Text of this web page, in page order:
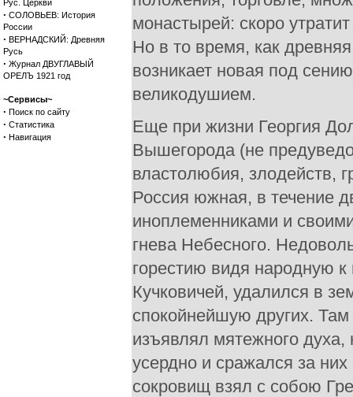
Рус. Церкви
· СОЛОВЬЕВ: История
России
· ВЕРНАДСКИЙ: Древняя
Русь
· Журнал ДВУГЛАВЫЙ
ОРЕЛЪ 1921 год
~Сервисы~
· Поиск по сайту
· Статистика
· Навигация
монастырей: скоро
Но в то время, как
возникает новая под
великодушием.
Еще при жизни Георгия
Вышегорода (не
властолюбия, злодейств,
Россия южная, в течение
иноплеменниками и
гнева Небесного.
горестию видя народную
Кучковичей, удалился в
спокойнейшую других.
изъявлял мятежного
усердно и сражался за
сокровищ взял с собою